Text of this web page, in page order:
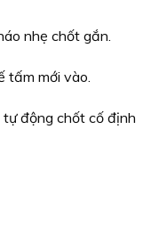
nhẹ chốt gắn.
tấm mới vào.
động chốt cố định